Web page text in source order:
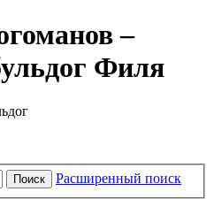
–
Филя
Поиск Расширенный поиск